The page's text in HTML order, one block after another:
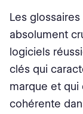
Les
absolument
logiciels
clés qui
marque et qui
cohérente